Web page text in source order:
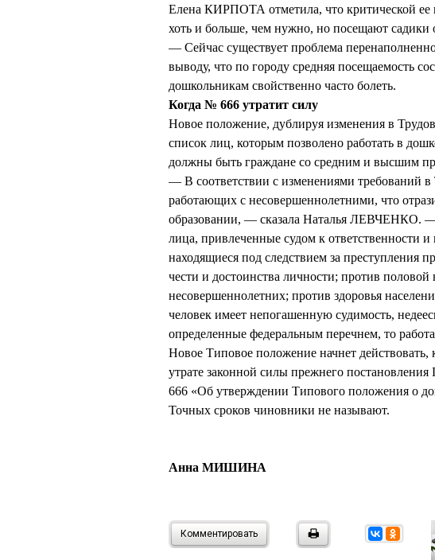
Елена КИРПОТА отметила, что критической ее
хоть и больше, чем нужно, но посещают садики
— Сейчас существует проблема
выводу, что по городу средняя посещаемость
дошкольникам свойственно часто болеть.
Когда № 666 утратит силу
Новое положение, дублируя изменения в
список лиц, которым позволено работать в
должны быть граждане со средним и высшим
— В соответствии с изменениями требований в
работающих с несовершеннолетними, что
образовании, — сказала Наталья ЛЕВЧЕНКО.
лица, привлеченные судом к ответственности
находящиеся под следствием за преступления
чести и достоинства личности; против
несовершеннолетних; против здоровья
человек имеет непогашенную судимость,
определенные федеральным перечнем, то
Новое Типовое положение начнет
утрате законной силы прежнего
666 «Об утверждении Типового положения о
Точных сроков чиновники не называют.
Анна МИШИНА
Комментировать